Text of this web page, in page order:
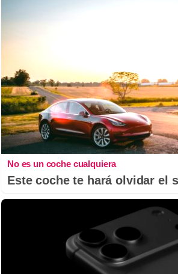
No es un coche cualquiera
Este coche te hará olvidar el